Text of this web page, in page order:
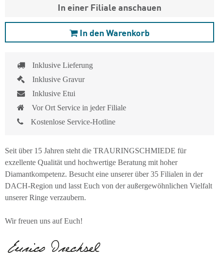
In einer Filiale anschauen
In den Warenkorb
Inklusive Lieferung
Inklusive Gravur
Inklusive Etui
Vor Ort Service in jeder Filiale
Kostenlose Service-Hotline
Seit über 15 Jahren steht die TRAURINGSCHMIEDE für
exzellente Qualität und hochwertige Beratung mit hoher
Diamantkompetenz. Besucht eine unserer über 35 Filialen in der
DACH-Region und lasst Euch von der außergewöhnlichen Vielfalt
unserer Ringe verzaubern.
Wir freuen uns auf Euch!